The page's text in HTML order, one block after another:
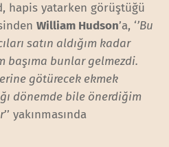
hapis yatarken görüştüğü
William Hudson’a, ‘’Bu
satın aldığım kadar
başıma bunlar gelmezdi.
götürecek ekmek
dönemde bile önerdiğim
’’ yakınmasında